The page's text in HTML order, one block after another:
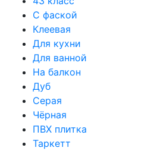
С фаской
Клеевая
Для кухни
Для ванной
На балкон
Дуб
Серая
Чёрная
ПВХ плитка
Таркетт